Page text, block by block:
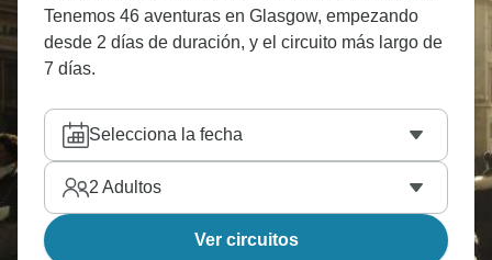
Tenemos 46 aventuras en Glasgow, empezando
desde 2 días de duración, y el circuito más largo de
7 días.
Selecciona la fecha
2 Adultos
Ver circuitos